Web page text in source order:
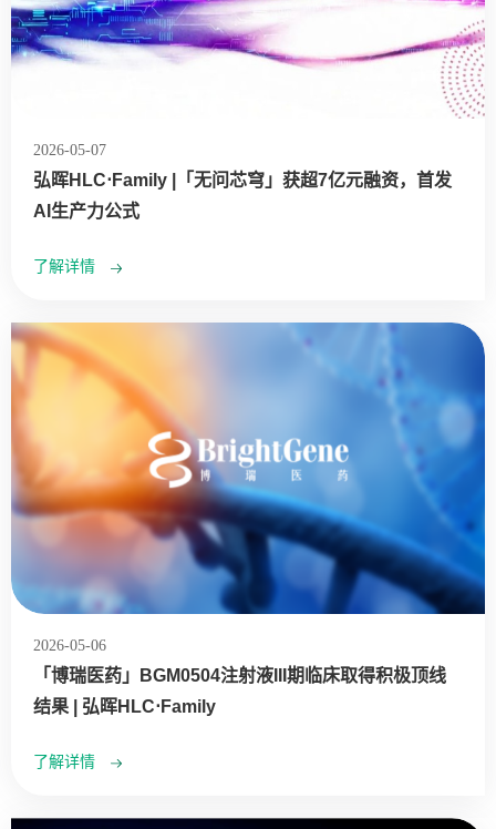
2026-05-07
弘晖HLC⋅Family |「无问芯穹」获超7亿元融资，首发
AI生产力公式
了解详情
2026-05-06
「博瑞医药」BGM0504注射液III期临床取得积极顶线
结果 | 弘晖HLC⋅Family
了解详情